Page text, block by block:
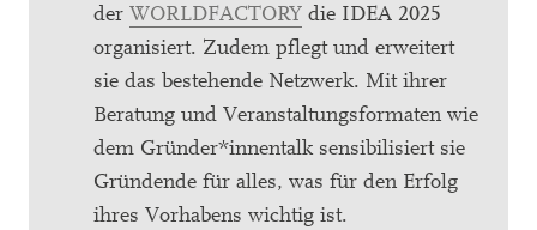
der WORLDFACTORY die IDEA 2025
organisiert. Zudem pflegt und erweitert
sie das bestehende Netzwerk. Mit ihrer
Beratung und Veranstaltungsformaten wie
dem Gründer*innentalk sensibilisiert sie
Gründende für alles, was für den Erfolg
ihres Vorhabens wichtig ist.